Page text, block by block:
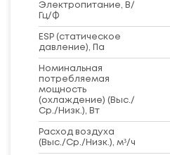
Электропитание, В/
Гц/Ф
ESP (статическое
давление), Па
Номинальная
потребляемая
мощность
(охлаждение) (Выс./
Ср./Низк.), Вт
Расход воздуха
(Выс./Ср./Низк.), м³/ч